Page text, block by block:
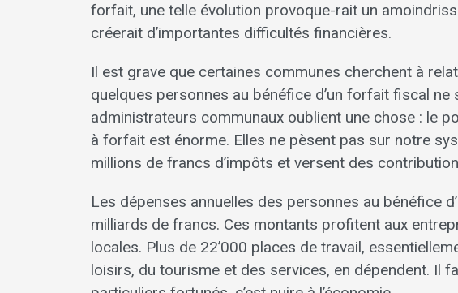
forfait, une telle évolution provoque-rait un
créerait d’importantes difficultés financières.
Il est grave que certaines communes cherchent à
quelques personnes au bénéfice d’un forfait fiscal
administrateurs communaux oublient une chose : le
à forfait est énorme. Elles ne pèsent pas sur notre
millions de francs d’impôts et versent des
Les dépenses annuelles des personnes au bénéfice
milliards de francs. Ces montants profitent aux
locales. Plus de 22’000 places de travail,
loisirs, du tourisme et des services, en dépendent. Il